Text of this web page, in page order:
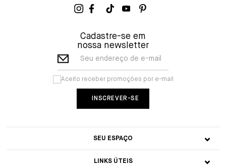
Cadastre-se em
nossa newsletter
Seu endereço de e-mail
Aceito receber promoções por e-mail
SEU ESPAÇO
LINKS ÚTEIS